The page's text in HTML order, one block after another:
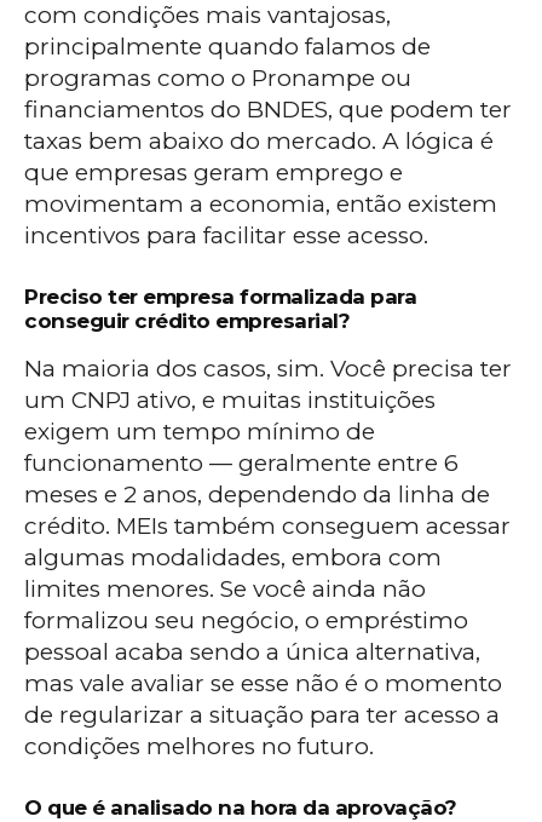
com condições mais vantajosas,
principalmente quando falamos de
programas como o Pronampe ou
financiamentos do BNDES, que podem ter
taxas bem abaixo do mercado. A lógica é
que empresas geram emprego e
movimentam a economia, então existem
incentivos para facilitar esse acesso.
Preciso ter empresa formalizada para
conseguir crédito empresarial?
Na maioria dos casos, sim. Você precisa ter
um CNPJ ativo, e muitas instituições
exigem um tempo mínimo de
funcionamento — geralmente entre 6
meses e 2 anos, dependendo da linha de
crédito. MEIs também conseguem acessar
algumas modalidades, embora com
limites menores. Se você ainda não
formalizou seu negócio, o empréstimo
pessoal acaba sendo a única alternativa,
mas vale avaliar se esse não é o momento
de regularizar a situação para ter acesso a
condições melhores no futuro.
O que é analisado na hora da aprovação?